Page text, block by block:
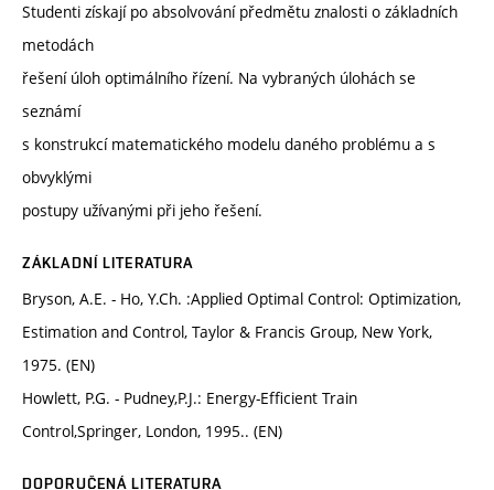
Studenti získají po absolvování předmětu znalosti o základních
metodách
řešení úloh optimálního řízení. Na vybraných úlohách se
seznámí
s konstrukcí matematického modelu daného problému a s
obvyklými
postupy užívanými při jeho řešení.
ZÁKLADNÍ LITERATURA
Bryson, A.E. - Ho, Y.Ch. :Applied Optimal Control: Optimization,
Estimation and Control, Taylor & Francis Group, New York,
1975. (EN)
Howlett, P.G. - Pudney,P.J.: Energy-Efficient Train
Control,Springer, London, 1995.. (EN)
DOPORUČENÁ LITERATURA